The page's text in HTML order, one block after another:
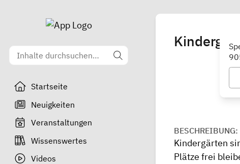
Startseite
Neuigkeiten
Veranstaltungen
Wissenswertes
Videos
BESCHREIBUNG:
Kindergärten
Plätze frei